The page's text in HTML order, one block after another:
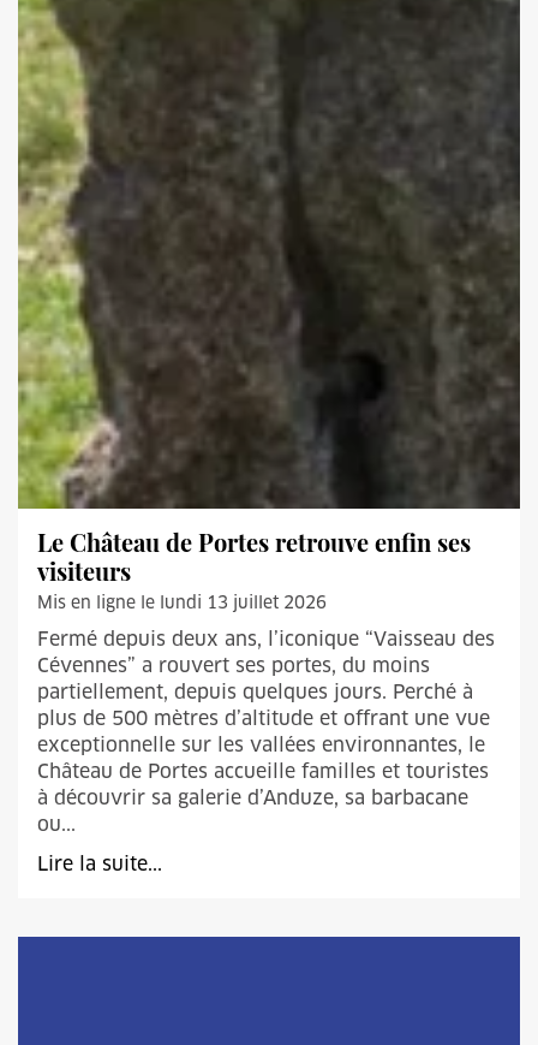
Le Château de Portes retrouve enfin ses
visiteurs
Mis en ligne le lundi 13 juillet 2026
Fermé depuis deux ans, l’iconique “Vaisseau des
Cévennes” a rouvert ses portes, du moins
partiellement, depuis quelques jours. Perché à
plus de 500 mètres d’altitude et offrant une vue
exceptionnelle sur les vallées environnantes, le
Château de Portes accueille familles et touristes
à découvrir sa galerie d’Anduze, sa barbacane
ou...
Lire la suite...